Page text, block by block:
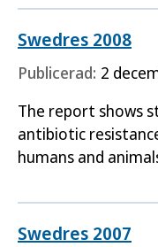
Swedres 2008
Publicerad: 2
The report shows
antibiotic
humans and
Swedres 2007